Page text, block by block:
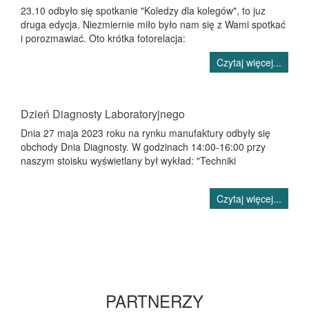
23.10 odbyło się spotkanie "Koledzy dla kolegów", to juz
druga edycja. Niezmiernie miło było nam się z Wami spotkać
i porozmawiać. Oto krótka fotorelacja:
Czytaj więcej...
Dzień Diagnosty Laboratoryjnego
Dnia 27 maja 2023 roku na rynku manufaktury odbyły się
obchody Dnia Diagnosty. W godzinach 14:00-16:00 przy
naszym stoisku wyświetlany był wykład: "Techniki
Czytaj więcej...
PARTNERZY